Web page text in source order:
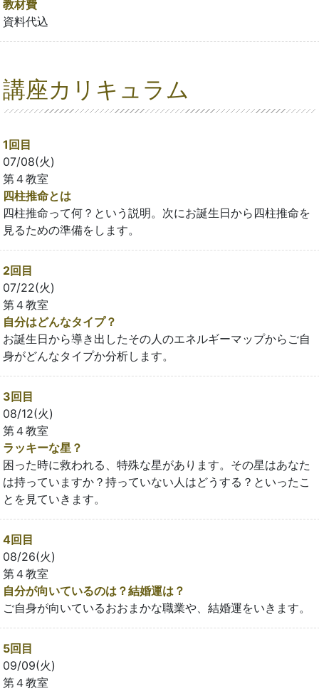
教材費
資料代込
講座カリキュラム
1回目
07/08(火)
第４教室
四柱推命とは
四柱推命って何？という説明。次にお誕生日から四柱推命を
見るための準備をします。
2回目
07/22(火)
第４教室
自分はどんなタイプ？
お誕生日から導き出したその人のエネルギーマップからご自
身がどんなタイプか分析します。
3回目
08/12(火)
第４教室
ラッキーな星？
困った時に救われる、特殊な星があります。その星はあなた
は持っていますか？持っていない人はどうする？といったこ
とを見ていきます。
4回目
08/26(火)
第４教室
自分が向いているのは？結婚運は？
ご自身が向いているおおまかな職業や、結婚運をいきます。
5回目
09/09(火)
第４教室